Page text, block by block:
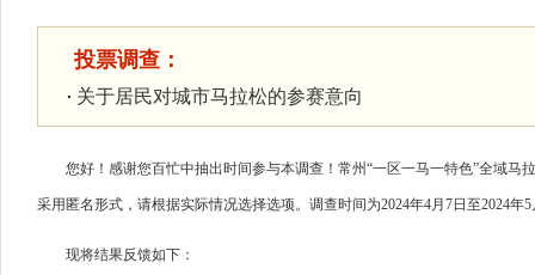
投票调查：
关于居民对城市马拉松的参赛意向
您好！感谢您百忙中抽出时间参与本调查！常州“一区一马一特色”全域
采用匿名形式，请根据实际情况选择选项。调查时间为2024年4月7日至2024年5
现将结果反馈如下：